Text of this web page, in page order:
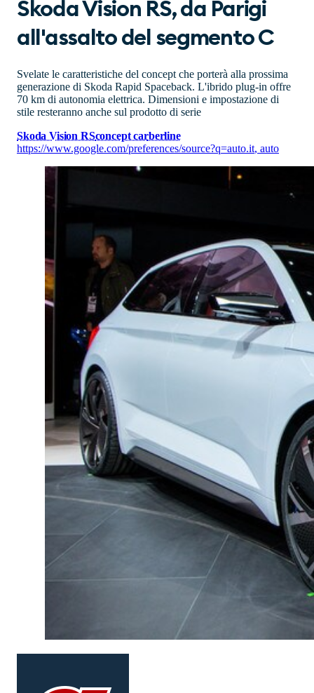
Skoda Vision RS, da Parigi
all'assalto del segmento C
Svelate le caratteristiche del concept che porterà alla prossima
generazione di Skoda Rapid Spaceback. L'ibrido plug-in offre
70 km di autonomia elettrica. Dimensioni e impostazione di
stile resteranno anche sul prodotto di serie
Skoda Vision RSconcept carberline
https://www.google.com/preferences/source?q=auto.it, auto